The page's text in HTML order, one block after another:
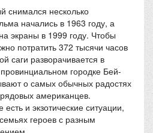
снимался несколько
начались в 1963 году, а
экраны в 1999 году. Чтобы
потратить 372 тысячи часов
саги разворачивается в
городке Бей-
о самых обычных радостях
американцев.
и экзотические ситуации,
героев с разным